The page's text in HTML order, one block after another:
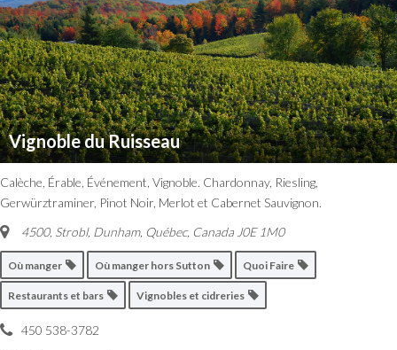
Vignoble du Ruisseau
Calèche, Érable, Événement, Vignoble. Chardonnay, Riesling,
Gerwürztraminer, Pinot Noir, Merlot et Cabernet Sauvignon.
4500, Strobl, Dunham, Québec, Canada J0E 1M0
Où manger Où manger hors Sutton Quoi Faire
Restaurants et bars Vignobles et cidreries
450 538-3782